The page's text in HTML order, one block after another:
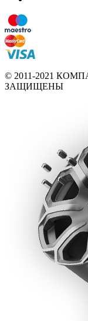
© 2011-2021
ЗАЩИЩЕНЫ